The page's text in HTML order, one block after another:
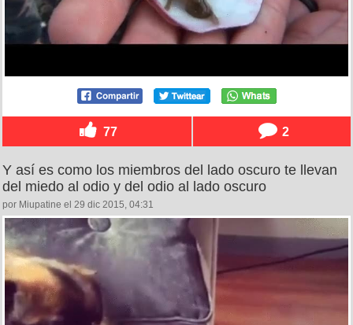
77 2
Y así es como los miembros del lado oscuro te llevan
del miedo al odio y del odio al lado oscuro
por Miupatine el 29 dic 2015, 04:31